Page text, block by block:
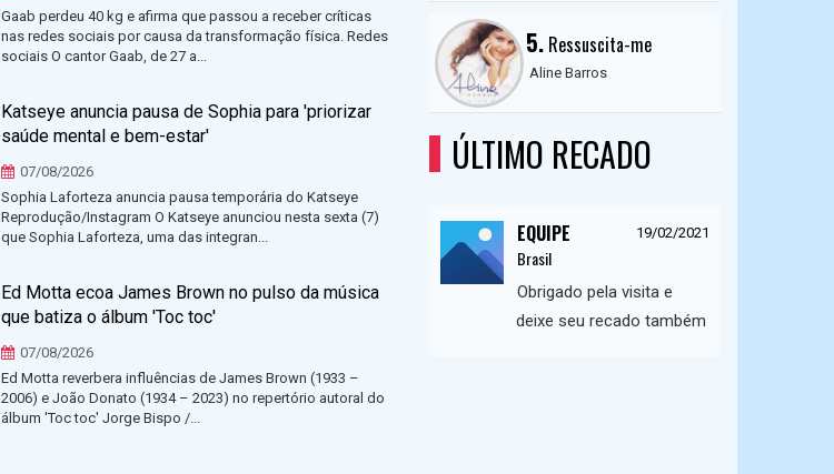
Gaab perdeu 40 kg e afirma que passou a receber críticas
nas redes sociais por causa da transformação física. Redes
sociais O cantor Gaab, de 27 a...
Katseye anuncia pausa de Sophia para 'priorizar
saúde mental e bem-estar'
07/08/2026
Sophia Laforteza anuncia pausa temporária do Katseye
Reprodução/Instagram O Katseye anunciou nesta sexta (7)
que Sophia Laforteza, uma das integran...
Ed Motta ecoa James Brown no pulso da música
que batiza o álbum 'Toc toc'
07/08/2026
Ed Motta reverbera influências de James Brown (1933 –
2006) e João Donato (1934 – 2023) no repertório autoral do
álbum 'Toc toc' Jorge Bispo /...
5.Ressuscita-me
Aline Barros
ÚLTIMO RECADO
EQUIPE 19/02/2021
Brasil
Obrigado pela visita e
deixe seu recado também